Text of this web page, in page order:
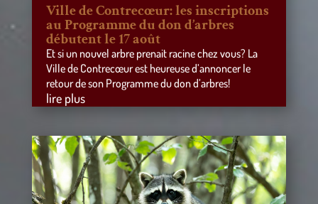
Ville de Contrecœur: les inscriptions
au Programme du don d’arbres
débutent le 17 août
Et si un nouvel arbre prenait racine chez vous? La
Ville de Contrecœur est heureuse d’annoncer le
retour de son Programme du don d’arbres!
lire plus